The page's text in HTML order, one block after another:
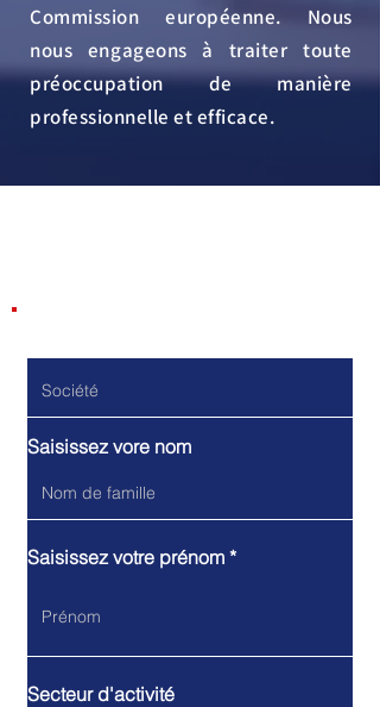
Commission européenne. Nous
nous engageons à traiter toute
préoccupation de manière
professionnelle et efficace.
Saisissez vore nom
Saisissez votre prénom
Secteur d'activité